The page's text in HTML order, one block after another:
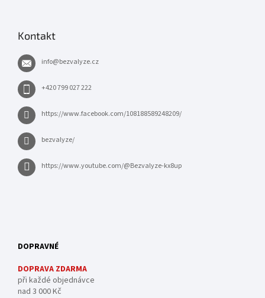
Kontakt
info@bezvalyze.cz
+420 799 027 222
https://www.facebook.com/108188589248209/
bezvalyze/
https://www.youtube.com/@Bezvalyze-kx8up
DOPRAVNÉ
DOPRAVA ZDARMA
při každé objednávce
nad 3 000 Kč